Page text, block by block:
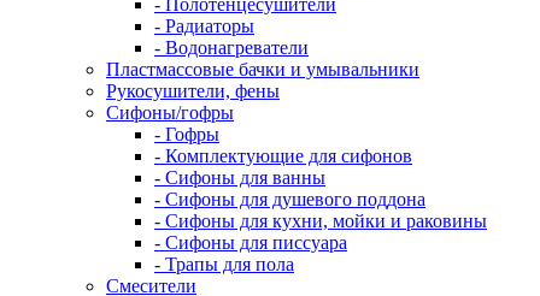
- Полотенцесушители
- Радиаторы
- Водонагреватели
Пластмассовые бачки и умывальники
Рукосушители, фены
Сифоны/гофры
- Гофры
- Комплектующие для сифонов
- Сифоны для ванны
- Сифоны для душевого поддона
- Сифоны для кухни, мойки и раковины
- Сифоны для писсуара
- Трапы для пола
Смесители